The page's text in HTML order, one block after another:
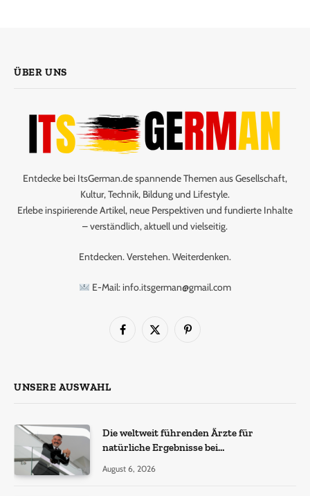
ÜBER UNS
Entdecke bei ItsGerman.de spannende Themen aus Gesellschaft,
Kultur, Technik, Bildung und Lifestyle.
Erlebe inspirierende Artikel, neue Perspektiven und fundierte Inhalte
– verständlich, aktuell und vielseitig.
Entdecken. Verstehen. Weiterdenken.
E-Mail: info.itsgerman@gmail.com
Facebook
X
Pinterest
UNSERE AUSWAHL
Die weltweit führenden Ärzte für
natürliche Ergebnisse bei
August 6, 2026